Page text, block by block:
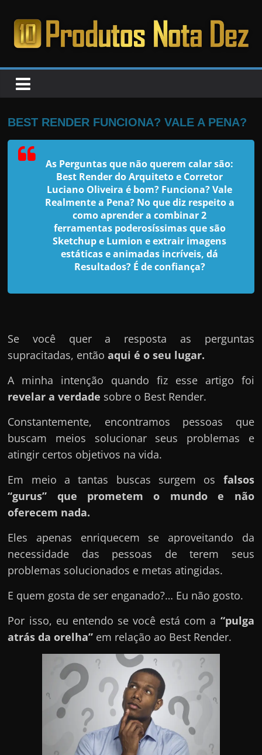
para
conteúdo
PRODUTOS
NOTA
DEZ
t
b
a
l
h
r
c
o
m
a
q
e
l
e
c
e
f
BEST RENDER FUNCIONA? VALE A PENA?
As Perguntas que não querem calar são:
Best Render do Arquiteto e Corretor
Luciano Oliveira é bom? Funciona? Vale
Realmente a Pena? No que diz respeito a
como aprender a combinar 2
ferramentas poderosíssimas que são
Sketchup e Lumion e extrair imagens
estáticas e animadas incríveis, dá
Resultados? É de confiança?
Se você quer a resposta as perguntas
supracitadas, então aqui é o seu lugar.
A minha intenção quando fiz esse artigo foi
revelar a verdade sobre o Best Render.
Constantemente, encontramos pessoas que
buscam meios solucionar seus problemas e
atingir certos objetivos na vida.
Em meio a tantas buscas surgem os falsos
“gurus” que prometem o mundo e não
oferecem nada.
Eles apenas enriquecem se aproveitando da
necessidade das pessoas de terem seus
problemas solucionados e metas atingidas.
E quem gosta de ser enganado?… Eu não gosto.
Por isso, eu entendo se você está com a “pulga
atrás da orelha” em relação ao Best Render.